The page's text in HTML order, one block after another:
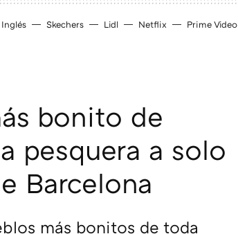
Skechers Lidl Netflix Prime Video
bonito de
pesquera a solo
Barcelona
más bonitos de toda